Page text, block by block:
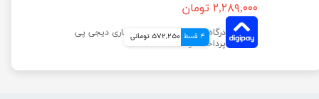
۲,۲۸۹,۰۰۰ تومان
4 قسط 572,250 تومانی